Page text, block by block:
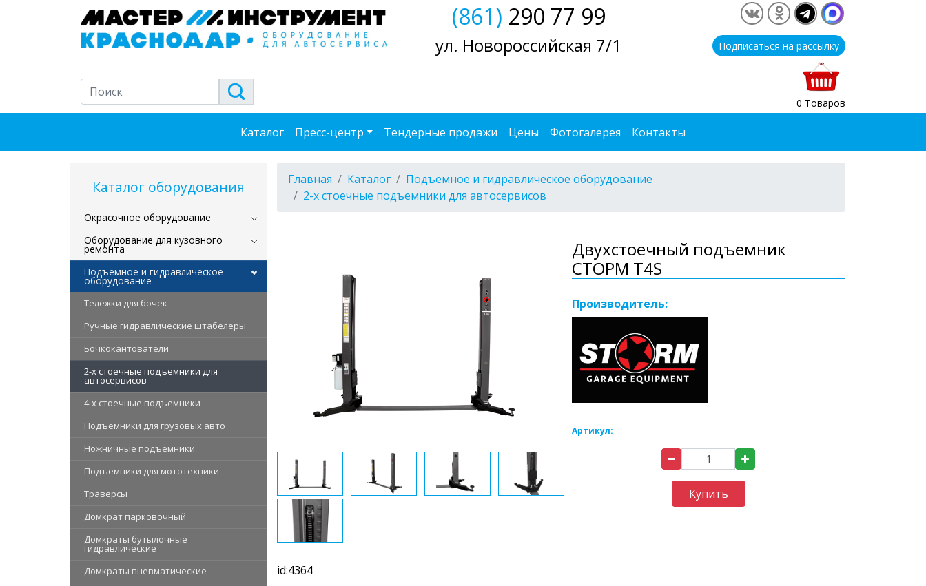
(861) 290 77 99
ул. Новороссийская 7/1 Подписаться на рассылку
0 Товаров
Каталог Пресс-центр Тендерные продажи Цены Фотогалерея Контакты
Каталог оборудования
Окрасочное оборудование
Оборудование для кузовного
ремонта
Подъемное и гидравлическое
оборудование
Тележки для бочек
Ручные гидравлические штабелеры
Бочкокантователи
2-х стоечные подъемники для
автосервисов
4-х стоечные подъемники
Подъемники для грузовых авто
Ножничные подъемники
Подъемники для мототехники
Траверсы
Домкрат парковочный
Домкраты бутылочные
гидравлические
Домкраты пневматические
Главная Каталог
Подъемное и гидравлическое оборудование
2-х стоечные подъемники для автосервисов
Двухстоечный подъемник
СТОРМ T4S
Производитель:
Артикул:
Купить
id:4364